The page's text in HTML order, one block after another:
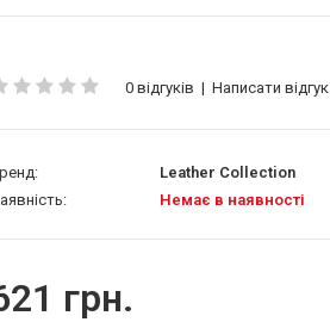
0 відгуків | Написати відгук
Leather Collection
Немає в наявності
грн.